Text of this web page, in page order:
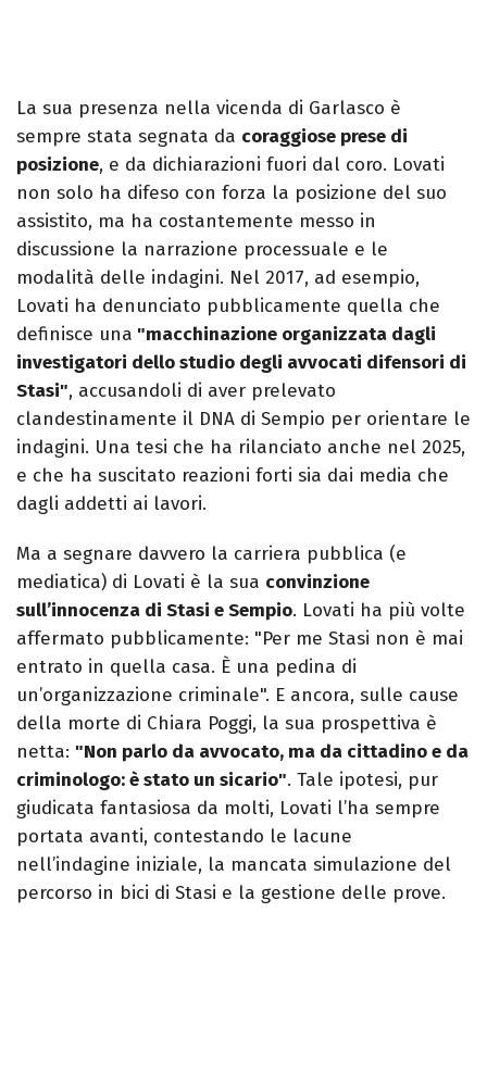
La sua presenza nella vicenda di Garlasco è
sempre stata segnata da coraggiose prese di
posizione, e da dichiarazioni fuori dal coro. Lovati
non solo ha difeso con forza la posizione del suo
assistito, ma ha costantemente messo in
discussione la narrazione processuale e le
modalità delle indagini. Nel 2017, ad esempio,
Lovati ha denunciato pubblicamente quella che
definisce una "macchinazione organizzata dagli
investigatori dello studio degli avvocati difensori di
Stasi", accusandoli di aver prelevato
clandestinamente il DNA di Sempio per orientare le
indagini. Una tesi che ha rilanciato anche nel 2025,
e che ha suscitato reazioni forti sia dai media che
dagli addetti ai lavori.
Ma a segnare davvero la carriera pubblica (e
mediatica) di Lovati è la sua convinzione
sull’innocenza di Stasi e Sempio. Lovati ha più volte
affermato pubblicamente: "Per me Stasi non è mai
entrato in quella casa. È una pedina di
un’organizzazione criminale". E ancora, sulle cause
della morte di Chiara Poggi, la sua prospettiva è
netta: "Non parlo da avvocato, ma da cittadino e da
criminologo: è stato un sicario". Tale ipotesi, pur
giudicata fantasiosa da molti, Lovati l’ha sempre
portata avanti, contestando le lacune
nell’indagine iniziale, la mancata simulazione del
percorso in bici di Stasi e la gestione delle prove.